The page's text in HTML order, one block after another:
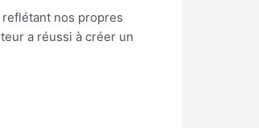
nos propres
a réussi à créer un